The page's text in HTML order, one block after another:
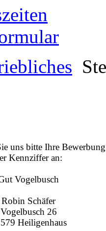
uns bitte Ihre
Kennziffer an:
Vogelbusch
Robin Schäfer
Vogelbusch 26
Heiligenhaus